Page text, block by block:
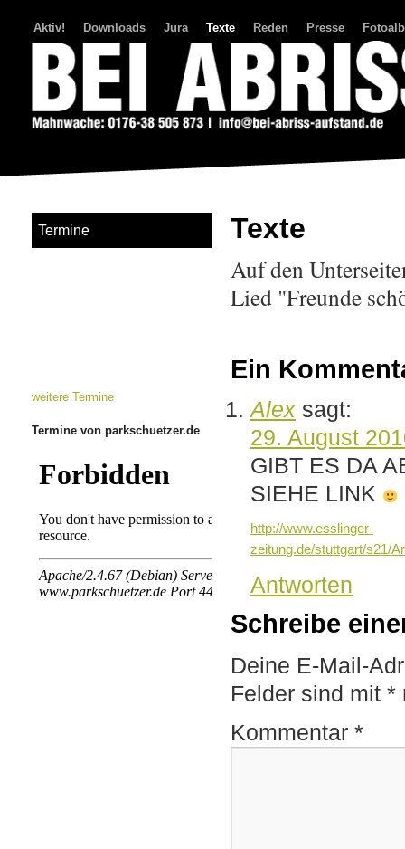
Aktiv! Downloads Jura Texte Reden Presse
Texte
Auf den
Lied "Freunde
Ein
Alex sagt:
29. August
GIBT ES DA
SIEHE LINK
http://www.esslinger-
zeitung.de/stuttgart/s21/
Antworten
Schreibe
Deine E-Mail-
Felder sind mit *
Kommentar *
Termine
weitere Termine
Termine von parkschuetzer.de